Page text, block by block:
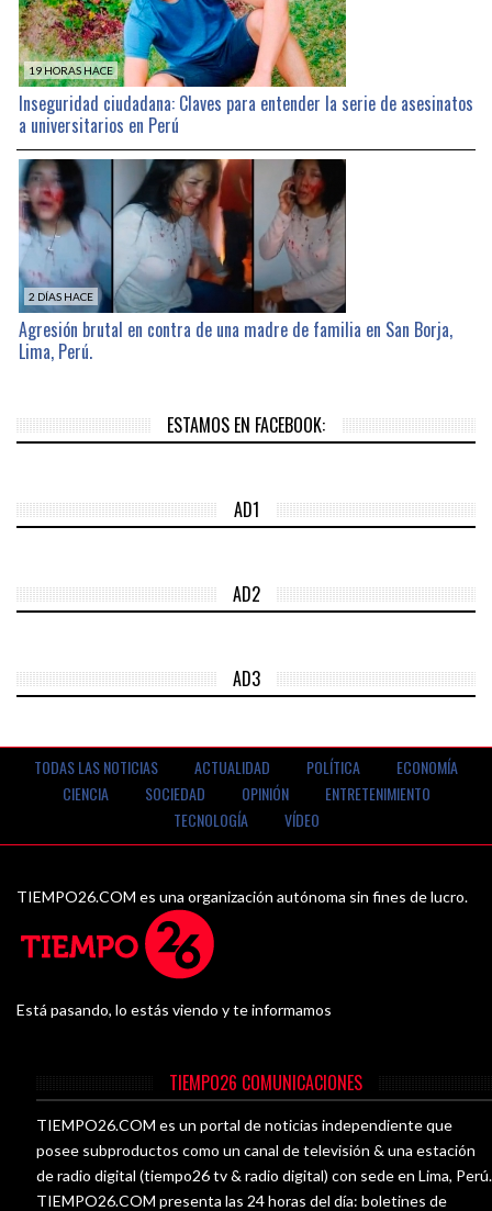
19 HORAS HACE
Inseguridad ciudadana: Claves para entender la serie de asesinatos
a universitarios en Perú
2 DÍAS HACE
Agresión brutal en contra de una madre de familia en San Borja,
Lima, Perú.
ESTAMOS EN FACEBOOK:
AD1
AD2
AD3
TODAS LAS NOTICIAS ACTUALIDAD POLÍTICA
ECONOMÍA
CIENCIA
SOCIEDAD OPINIÓN
ENTRETENIMIENTO
TECNOLOGÍA
VÍDEO
TIEMPO26.COM es una organización autónoma sin fines de lucro.
Está pasando, lo estás viendo y te informamos
TIEMPO26 COMUNICACIONES
TIEMPO26.COM es un portal de noticias independiente que
posee subproductos como un canal de televisión & una estación
de radio digital (tiempo26 tv & radio digital) con sede en Lima, Perú.
TIEMPO26.COM presenta las 24 horas del día: boletines de